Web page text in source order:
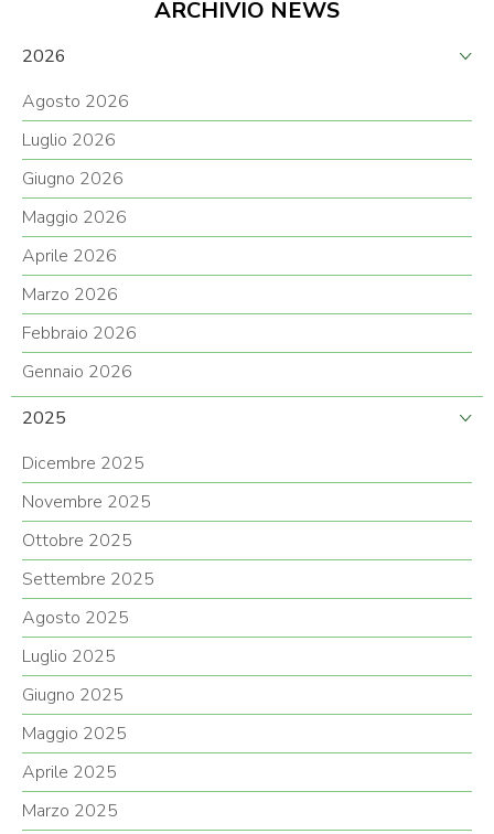
ARCHIVIO NEWS
2026
Agosto 2026
Luglio 2026
Giugno 2026
Maggio 2026
Aprile 2026
Marzo 2026
Febbraio 2026
Gennaio 2026
2025
Dicembre 2025
Novembre 2025
Ottobre 2025
Settembre 2025
Agosto 2025
Luglio 2025
Giugno 2025
Maggio 2025
Aprile 2025
Marzo 2025